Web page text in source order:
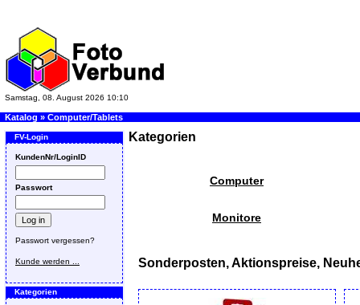
Samstag, 08. August 2026 10:10
Katalog » Computer/Tablets
FV-Login
KundenNr/LoginID
Passwort
Passwort vergessen?
Kunde werden ...
Kategorien
Kategorien
Computer
Monitore
Sonderposten, Aktionspreise,